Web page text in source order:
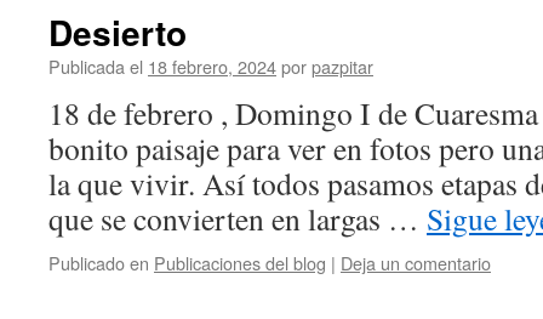
Desierto
Publicada el 18 febrero, 2024porpazpitar
18 de febrero , Domingo I de
bonito paisaje para ver en fotos pero
la que vivir. Así todos pasamos etapas
que se convierten en largas … Sigue
Publicado en Publicaciones del blog | Deja un comentario